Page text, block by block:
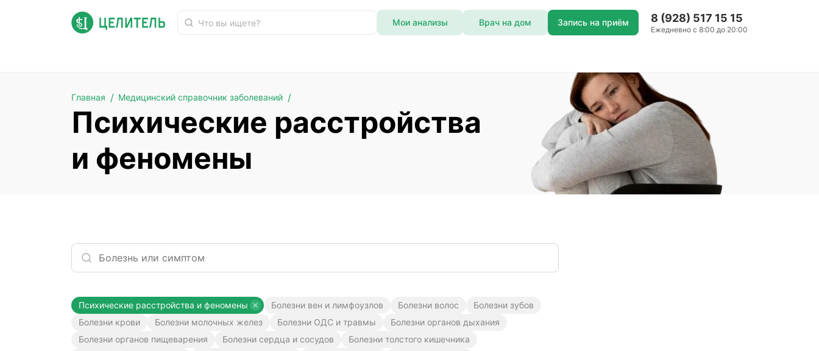
Мои анализы Врач на дом Запись на приём 8 (928) 517 15 15
Ежедневно с 8:00 до 20:00
Главная Медицинский справочник заболеваний
Психические расстройства
и феномены
Болезни вен и лимфоузлов Болезни волос
Болезни зубов
Болезни крови
Болезни молочных желез Болезни ОДС и травмы
Болезни органов дыхания
Болезни органов пищеварения
Болезни сердца и сосудов
Болезни толстого кишечника
Психические расстройства и феномены